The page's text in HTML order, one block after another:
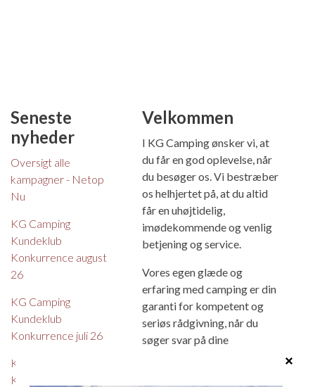
Seneste
nyheder
Oversigt alle
kampagner - Netop
Nu
KG Camping
Kundeklub
Konkurrence august
26
KG Camping
Kundeklub
Konkurrence juli 26
KG Camping
Kundeklub
Velkommen
I KG Camping ønsker vi, at
du får en god oplevelse, når
du besøger os. Vi bestræber
os helhjertet på, at du altid
får en uhøjtidelig,
imødekommende og venlig
betjening og service.
Vores egen glæde og
erfaring med camping er din
garanti for kompetent og
seriøs rådgivning, når du
søger svar på dine